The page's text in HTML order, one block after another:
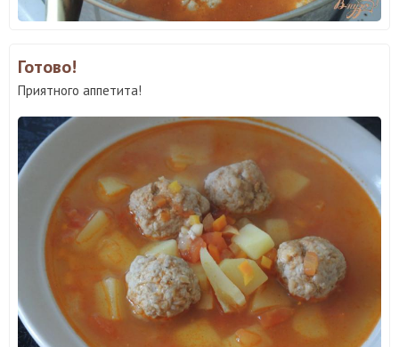
Готово!
Приятного аппетита!